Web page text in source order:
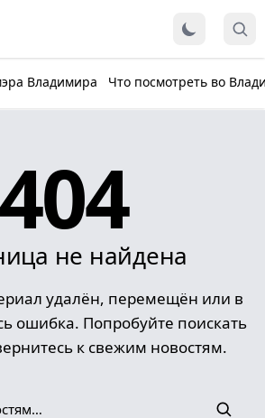
Владимира Что посмотреть во
404
не найдена
удалён, перемещён или в
ошибка. Попробуйте поискать
к свежим новостям.